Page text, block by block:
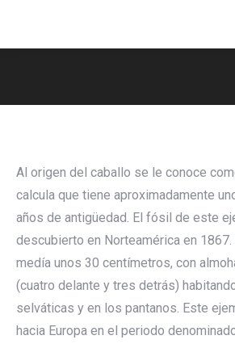
Al origen del caballo se le conoce
calcula que tiene aproximadamente
años de antigüedad. El fósil de este
descubierto en Norteamérica en
medía unos 30 centímetros, con
(cuatro delante y tres detrás)
selváticas y en los pantanos. Este
hacia Europa en el periodo